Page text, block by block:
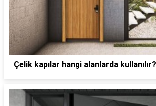
Çelik kapılar hangi alanlarda kullanılır?